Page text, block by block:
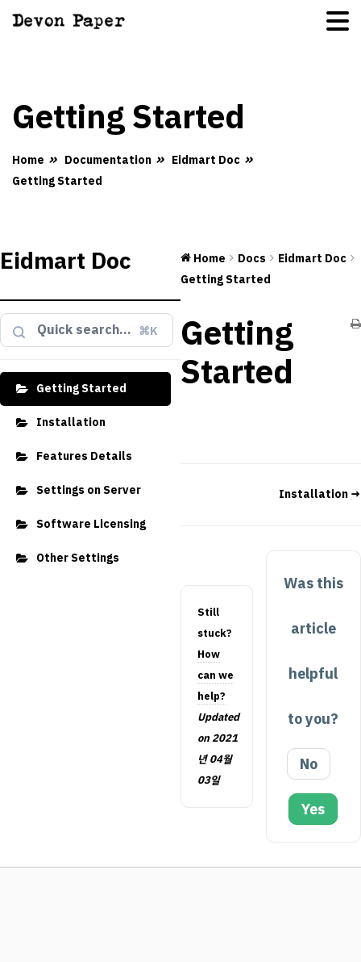
Getting Started
Home Documentation
Eidmart Doc
Getting Started
Eidmart Doc
⌘K
Getting Started
Installation
Features Details
Settings on Server
Software Licensing
Other Settings
Home Docs
Eidmart Doc
Getting Started
Getting
Started
Installation →
Still
stuck?
How
can we
help?
Updated
on 2021
년 04월
03일
Was this
article
helpful
to you?
No
Yes